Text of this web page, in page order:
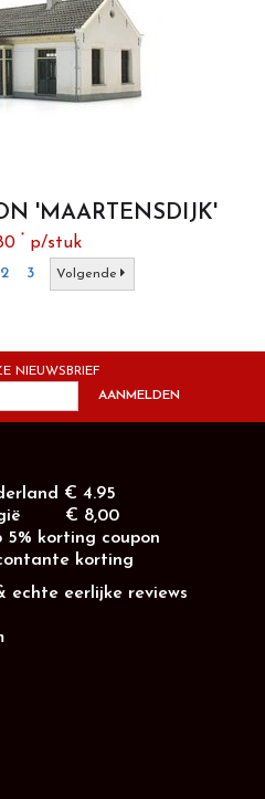
'MAARTENSDIJK'
| 1:87
* p/stuk
2 3 Volgende
NIEUWSBRIEF
AANMELDEN
€ 4.95
€ 8,00
5% korting coupon
korting
echte eerlijke reviews